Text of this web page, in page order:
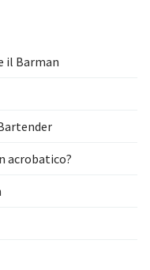
il Barman
acrobatico?